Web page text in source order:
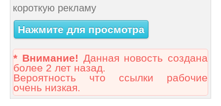
короткую рекламу
Нажмите для просмотра
* Внимание! Данная новость создана
более 2 лет назад.
Вероятность что ссылки рабочие
очень низкая.